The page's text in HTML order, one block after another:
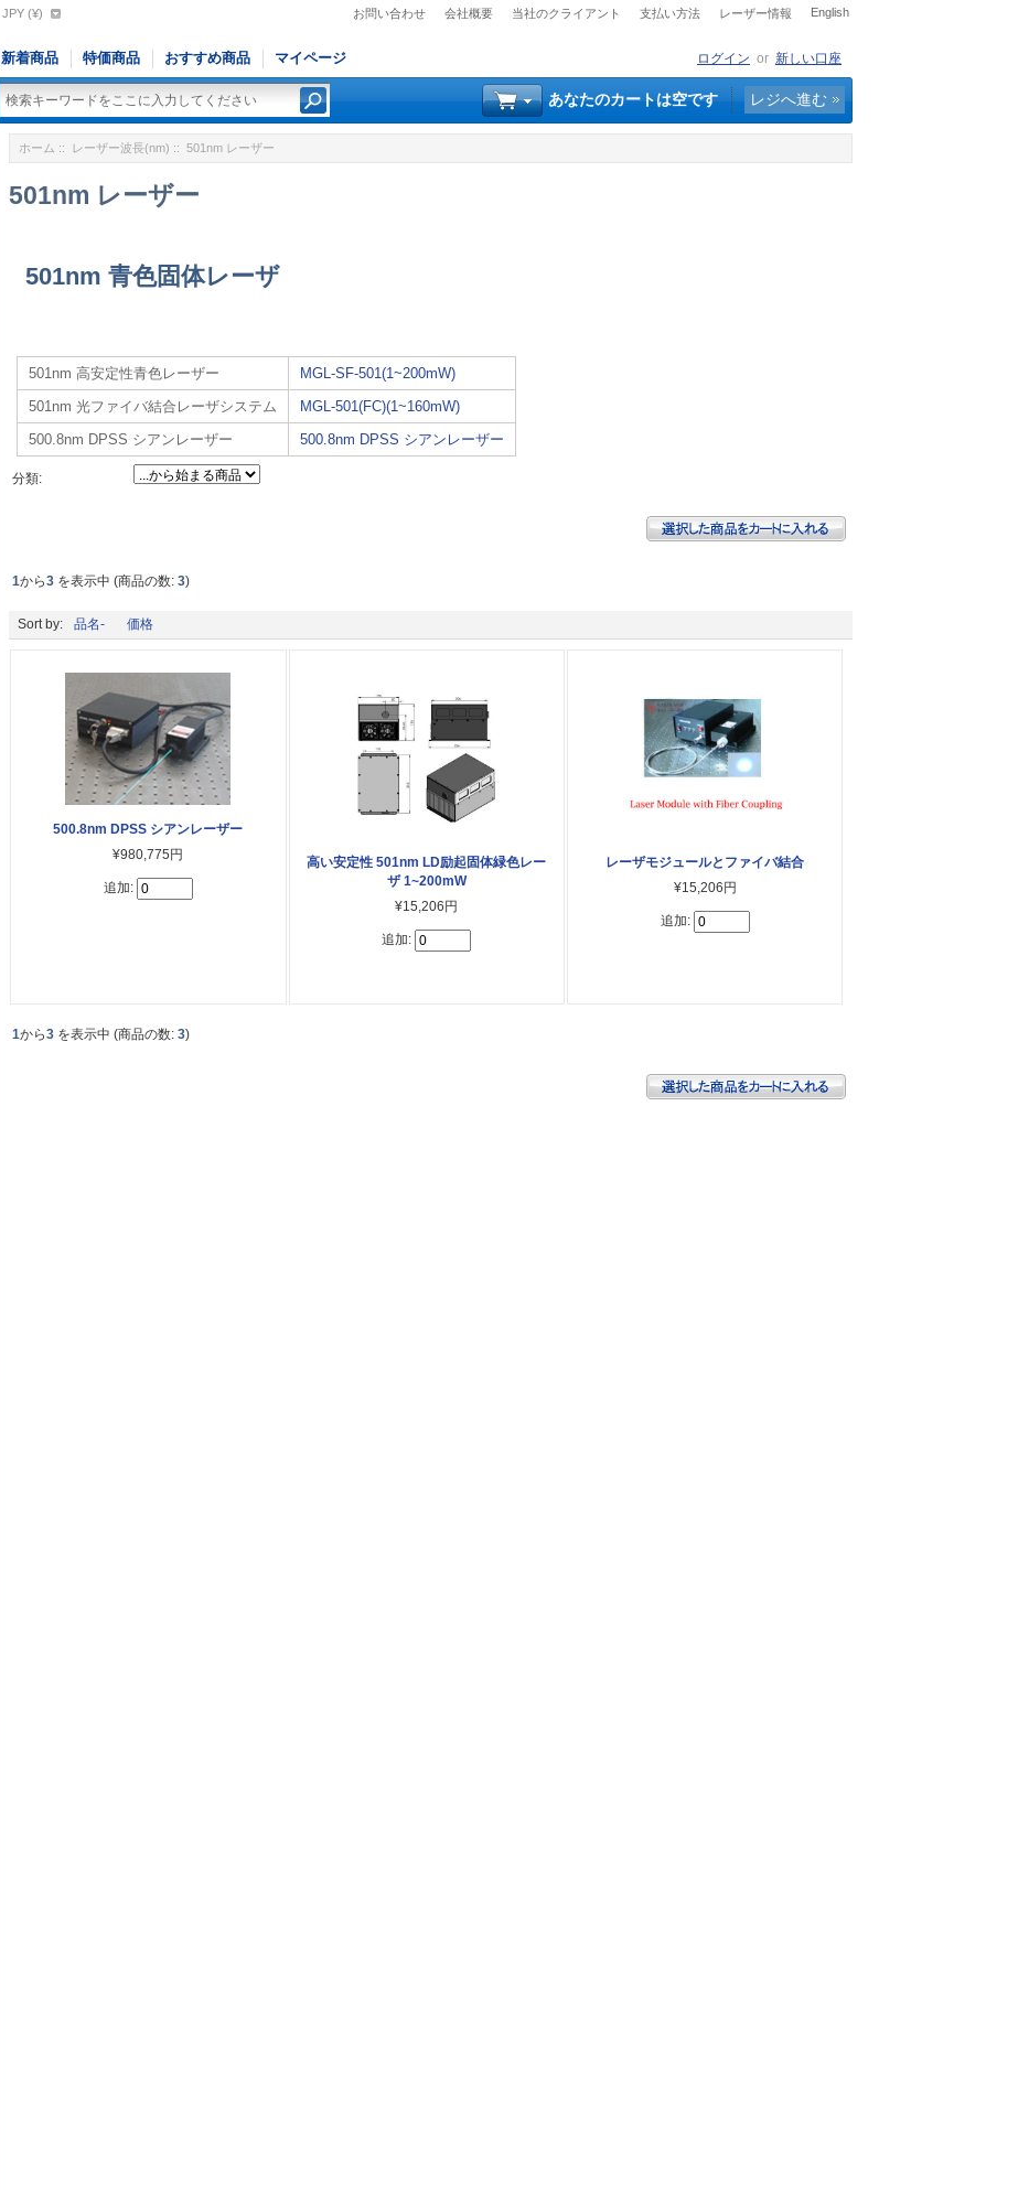
お問い合わせ 会社概要 当社のクライアント 支払い方法 レーザー情報 English
JPY (¥)
新着商品 特価商品 おすすめ商品 マイページ ログイン or 新しい口座
あなたのカートは空です レジへ進む
ホーム :: レーザー波長(nm) :: 501nm レーザー
501nm レーザー
501nm 青色固体レーザ
501nm 高安定性青色レーザー
MGL-SF-501(1~200mW)
501nm 光ファイバ結合レーザシステム
MGL-501(FC)(1~160mW)
500.8nm DPSS シアンレーザー
500.8nm DPSS シアンレーザー
分類:
1から3 を表示中 (商品の数:3)
Sort by: 品名- 価格
500.8nm DPSS シアンレーザー
¥980,775円
追加:
高い安定性 501nm LD励起固体緑色レー
ザ 1~200mW
¥15,206円
追加:
レーザモジュールとファイバ結合
¥15,206円
追加:
1から3 を表示中 (商品の数:3)